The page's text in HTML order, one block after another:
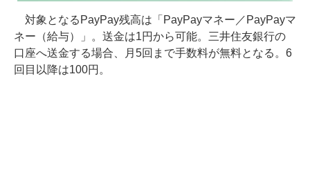
対象となるPayPay残高は「PayPayマネー／PayPayマ
ネー（給与）」。送金は1円から可能。三井住友銀行の
口座へ送金する場合、月5回まで手数料が無料となる。6
回目以降は100円。